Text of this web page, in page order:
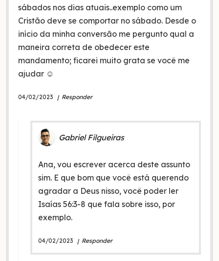
sábados nos dias atuais..exemplo como um
Cristão deve se comportar no sábado. Desde o
início da minha conversão me pergunto qual a
maneira correta de obedecer este
mandamento; ficarei muito grata se você me
ajudar ☺
04/02/2023 Responder
Gabriel Filgueiras
Ana, vou escrever acerca deste assunto
sim. E que bom que você está querendo
agradar a Deus nisso, você poder ler
Isaías 56:3-8 que fala sobre isso, por
exemplo.
04/02/2023 Responder